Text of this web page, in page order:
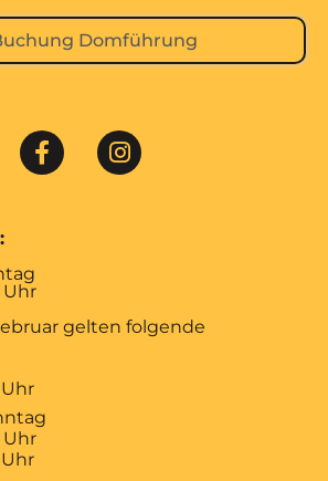
Domführung
Uhr
gelten folgende
Uhr
Uhr
Uhr